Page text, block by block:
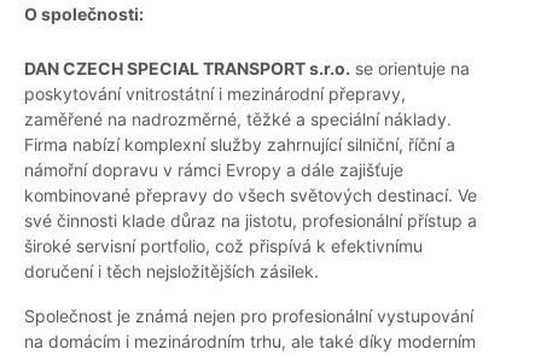
O společnosti:
DAN CZECH SPECIAL TRANSPORT s.r.o. se orientuje na
poskytování vnitrostátní i mezinárodní přepravy,
zaměřené na nadrozměrné, těžké a speciální náklady.
Firma nabízí komplexní služby zahrnující silniční, říční a
námořní dopravu v rámci Evropy a dále zajišťuje
kombinované přepravy do všech světových destinací. Ve
své činnosti klade důraz na jistotu, profesionální přístup a
široké servisní portfolio, což přispívá k efektivnímu
doručení i těch nejsložitějších zásilek.
Společnost je známá nejen pro profesionální vystupování
na domácím i mezinárodním trhu, ale také díky moderním